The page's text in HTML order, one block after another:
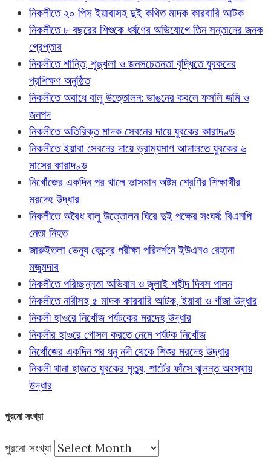
নিকলীতে ২০ পিস ইয়াবাসহ দুই কথিত মাদক কারবারি আটক
নিকলীতে ৮ বছরের শিশুকে ধর্ষণের অভিযোগে তিন সন্তানের জনক
গ্রেপ্তার
নিকলীতে শান্তি, শৃঙ্খলা ও জনসচেতনতা বৃদ্ধিতে যুবকদের
প্রশিক্ষণ অনুষ্ঠিত
নিকলীতে অবাধে বালু উত্তোলন: ভাঙনের কবলে ফসলি জমি ও
জনপদ
নিকলীতে অতিরিক্ত মাদক সেবনের দায়ে যুবকের কারাদণ্ড
নিকলীতে ইয়াবা সেবনের দায়ে ভ্রাম্যমাণ আদালতে যুবকের ৬
মাসের কারাদণ্ড
নিখোঁজের একদিন পর খালে ভাসমান অষ্টম শ্রেণির শিক্ষার্থীর
মরদেহ উদ্ধার
নিকলীতে অবৈধ বালু উত্তোলন ঘিরে দুই পক্ষের সংঘর্ষ: বিএনপি
নেতা নিহত
জারুইতলা ভেন্যু কেন্দ্রে পরীক্ষা পরিদর্শনে ইউএনও রেহানা
মজুমদার
নিকলীতে পরিচ্ছন্নতা অভিযান ও জুলাই শহীদ দিবস পালন
নিকলীতে নারীসহ ৫ মাদক কারবারি আটক, ইয়াবা ও গাঁজা উদ্ধার
নিকলী হাওরে নিখোঁজ পর্যটকের মরদেহ উদ্ধার
নিকলীর হাওরে গোসল করতে নেমে পর্যটক নিখোঁজ
নিখোঁজের একদিন পর ধনু নদী থেকে শিশুর মরদেহ উদ্ধার
নিকলী থানা হাজতে যুবকের মৃত্যু, শার্টের ফাঁসে ঝুলন্ত অবস্থায়
উদ্ধার
পুরনো সংখ্যা
পুরনো সংখ্যা